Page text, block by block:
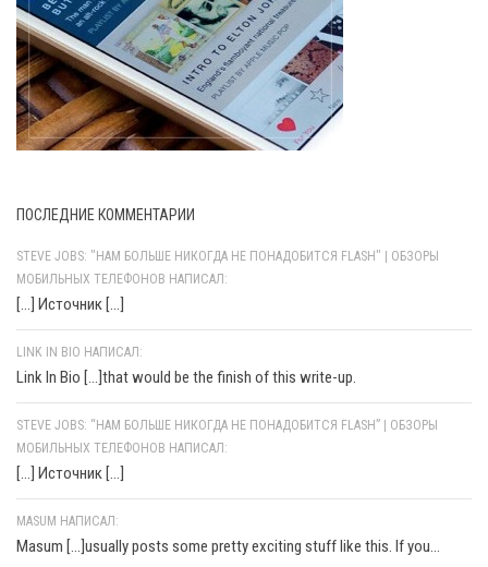
ПОСЛЕДНИЕ КОММЕНТАРИИ
STEVE JOBS: "НАМ БОЛЬШЕ НИКОГДА НЕ ПОНАДОБИТСЯ FLASH" | ОБЗОРЫ
МОБИЛЬНЫХ ТЕЛЕФОНОВ НАПИСАЛ:
[…] Источник […]
LINK IN BIO НАПИСАЛ:
Link In Bio [...]that would be the finish of this write-up.
STEVE JOBS: “НАМ БОЛЬШЕ НИКОГДА НЕ ПОНАДОБИТСЯ FLASH” | ОБЗОРЫ
МОБИЛЬНЫХ ТЕЛЕФОНОВ НАПИСАЛ:
[…] Источник […]
MASUM НАПИСАЛ:
Masum [...]usually posts some pretty exciting stuff like this. If you...